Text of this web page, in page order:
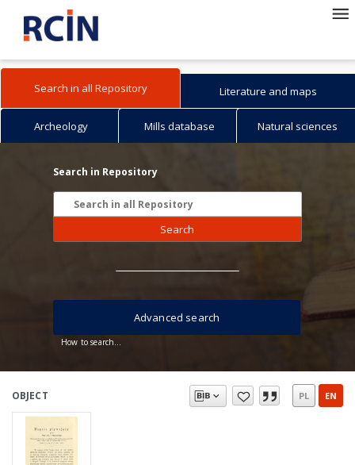
Search in all Repository Literature and maps
Archeology Mills database Natural sciences
Search in Repository
Search
How to search...
Advanced search
OBJECT PL EN